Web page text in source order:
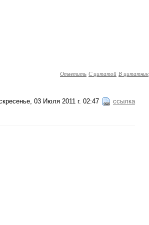
Ответить С цитатой В цитатник
03 Июля 2011 г. 02:47 ссылка